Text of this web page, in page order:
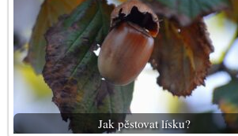
Jak pěstovat lísku?